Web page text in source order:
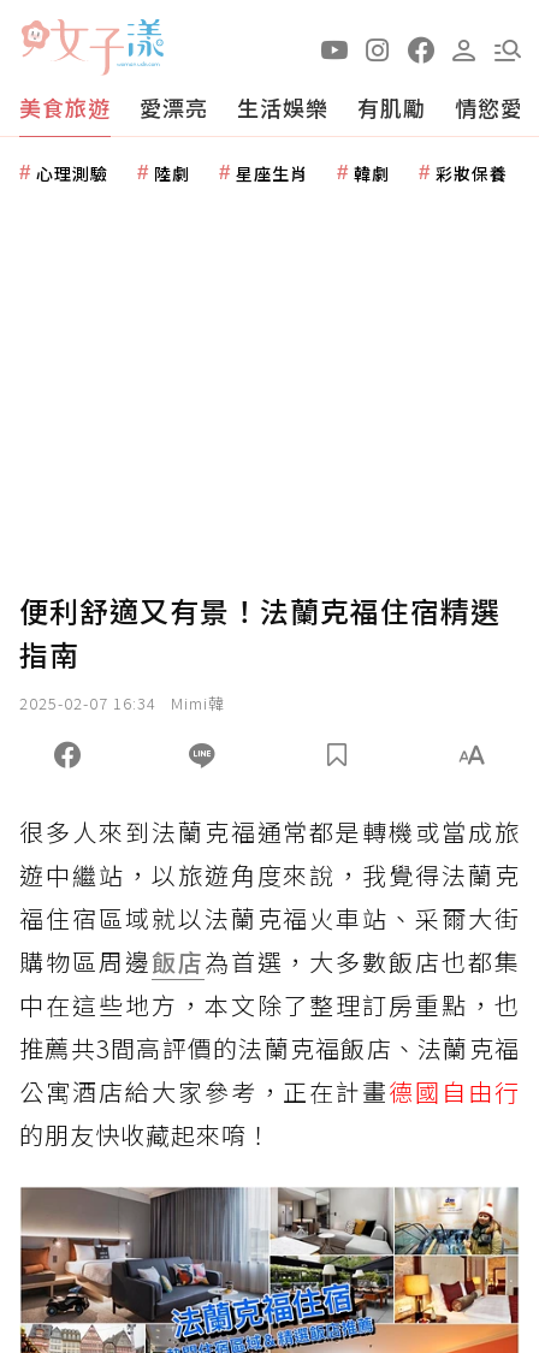
美食旅遊 愛漂亮 生活娛樂 有肌勵 情慾愛
心理測驗 陸劇 星座生肖 韓劇 彩妝保養
便利舒適又有景！法蘭克福住宿精選
指南
2025-02-07 16:34 Mimi韓
很多人來到法蘭克福通常都是轉機或當成旅
遊中繼站，以旅遊角度來說，我覺得法蘭克
福住宿區域就以法蘭克福火車站、采爾大街
購物區周邊飯店為首選，大多數飯店也都集
中在這些地方，本文除了整理訂房重點，也
推薦共3間高評價的法蘭克福飯店、法蘭克福
公寓酒店給大家參考，正在計畫德國自由行
的朋友快收藏起來唷！